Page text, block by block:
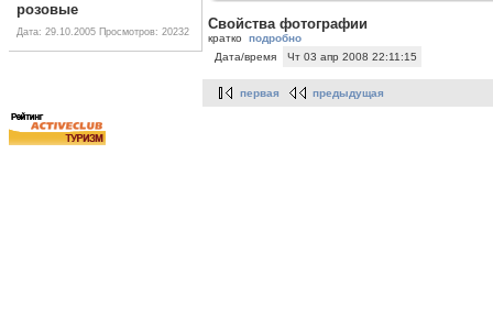
розовые
Дата: 29.10.2005 Просмотров: 20232 Свойства фотографии
кратко подробно
Дата/время
Чт 03 апр 2008 22:11:15
первая предыдущая